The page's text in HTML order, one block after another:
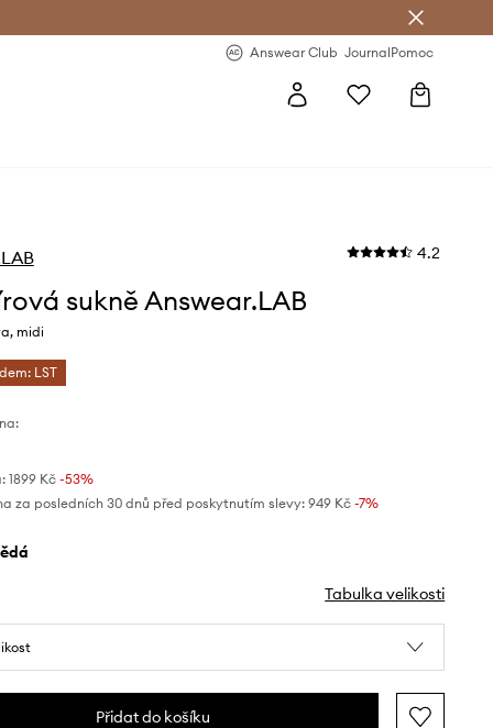
Answear Club JournalPomoc
4.2
sukně Answear.LAB
midi
LST
1899 Kč-53%
za posledních 30 dnů před poskytnutím slevy: 949 Kč -7%
Tabulka velikosti
Přidat do košíku